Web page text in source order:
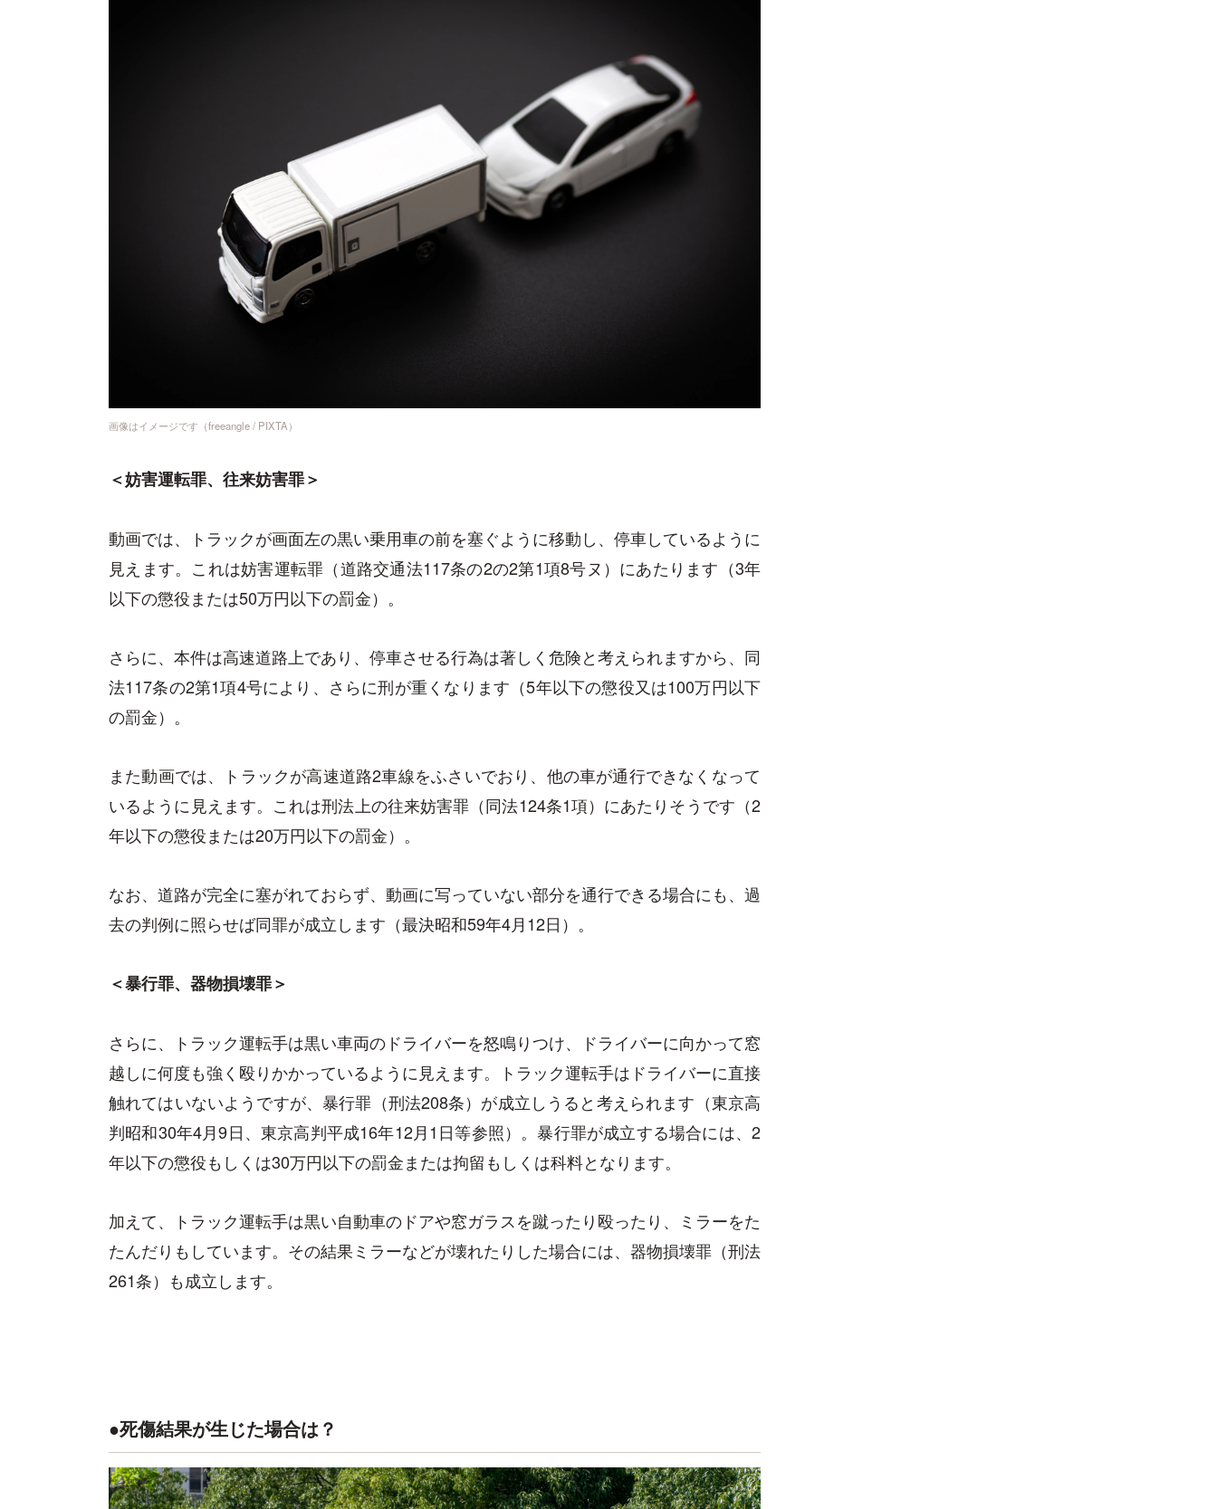
画像はイメージです（freeangle / PIXTA）
＜妨害運転罪、往来妨害罪＞
動画では、トラックが画面左の黒い乗用車の前を塞ぐように移動し、停車しているように
見えます。これは妨害運転罪（道路交通法117条の2の2第1項8号ヌ）にあたります（3年
以下の懲役または50万円以下の罰金）。
さらに、本件は高速道路上であり、停車させる行為は著しく危険と考えられますから、同
法117条の2第1項4号により、さらに刑が重くなります（5年以下の懲役又は100万円以下
の罰金）。
また動画では、トラックが高速道路2車線をふさいでおり、他の車が通行できなくなって
いるように見えます。これは刑法上の往来妨害罪（同法124条1項）にあたりそうです（2
年以下の懲役または20万円以下の罰金）。
なお、道路が完全に塞がれておらず、動画に写っていない部分を通行できる場合にも、過
去の判例に照らせば同罪が成立します（最決昭和59年4月12日）。
＜暴行罪、器物損壊罪＞
さらに、トラック運転手は黒い車両のドライバーを怒鳴りつけ、ドライバーに向かって窓
越しに何度も強く殴りかかっているように見えます。トラック運転手はドライバーに直接
触れてはいないようですが、暴行罪（刑法208条）が成立しうると考えられます（東京高
判昭和30年4月9日、東京高判平成16年12月1日等参照）。暴行罪が成立する場合には、2
年以下の懲役もしくは30万円以下の罰金または拘留もしくは科料となります。
加えて、トラック運転手は黒い自動車のドアや窓ガラスを蹴ったり殴ったり、ミラーをた
たんだりもしています。その結果ミラーなどが壊れたりした場合には、器物損壊罪（刑法
261条）も成立します。
●死傷結果が生じた場合は？